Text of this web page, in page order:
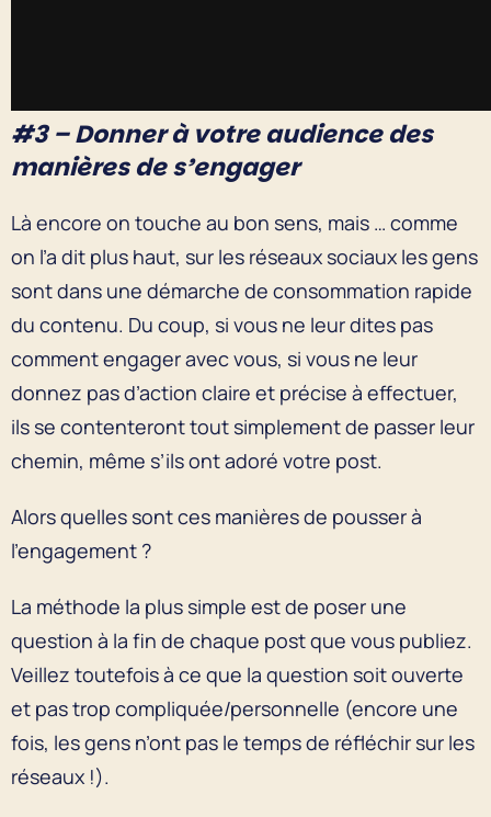
#3 – Donner à votre audience des
manières de s’engager
Là encore on touche au bon sens, mais … comme
on l’a dit plus haut, sur les réseaux sociaux les gens
sont dans une démarche de consommation rapide
du contenu. Du coup, si vous ne leur dites pas
comment engager avec vous, si vous ne leur
donnez pas d’action claire et précise à effectuer,
ils se contenteront tout simplement de passer leur
chemin, même s’ils ont adoré votre post.
Alors quelles sont ces manières de pousser à
l’engagement ?
La méthode la plus simple est de poser une
question à la fin de chaque post que vous publiez.
Veillez toutefois à ce que la question soit ouverte
et pas trop compliquée/personnelle (encore une
fois, les gens n’ont pas le temps de réfléchir sur les
réseaux !).